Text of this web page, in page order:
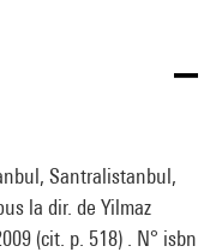
Santralistanbul,
la dir. de Yilmaz
(cit. p. 518) . N° isbn